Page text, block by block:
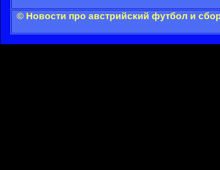
© Новости про австрийский футбол и